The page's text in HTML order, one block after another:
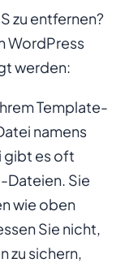
zu entfernen?
WordPress
werden:
Template-
namens
gibt es oft
Dateien. Sie
wie oben
Sie nicht,
zu sichern,